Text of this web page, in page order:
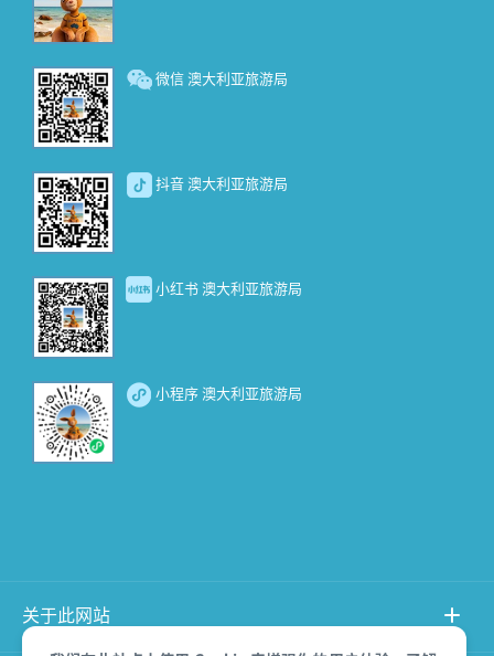
微信 澳大利亚旅游局
抖音 澳大利亚旅游局
小红书 澳大利亚旅游局
小程序 澳大利亚旅游局
关于此网站